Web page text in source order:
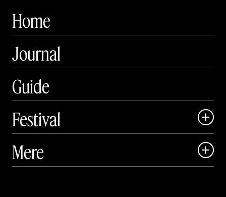
Home
Journal
Guide
Festival

 Art Matter Festival
Mere 